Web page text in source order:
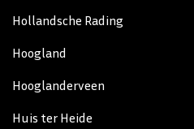
Hollandsche Rading
Hoogland
Hooglanderveen
Huis ter Heide